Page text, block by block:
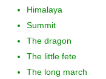
Himalaya
Summit
The dragon
The little fete
The long march